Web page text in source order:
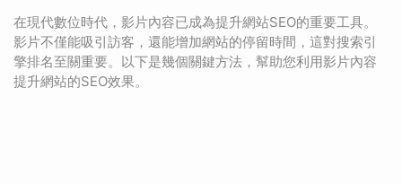
在現代數位時代，影片內容已成為提升網站SEO的重要工具。
影片不僅能吸引訪客，還能增加網站的停留時間，這對搜索引
擎排名至關重要。以下是幾個關鍵方法，幫助您利用影片內容
提升網站的SEO效果。